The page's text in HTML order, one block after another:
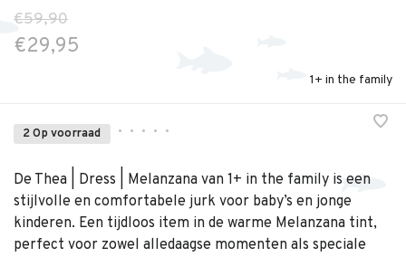
€59,90
€29,95
1+ in the family
2 Op voorraad • • • • •
De Thea | Dress | Melanzana van 1+ in the family is een
stijlvolle en comfortabele jurk voor baby’s en jonge
kinderen. Een tijdloos item in de warme Melanzana tint,
perfect voor zowel alledaagse momenten als speciale